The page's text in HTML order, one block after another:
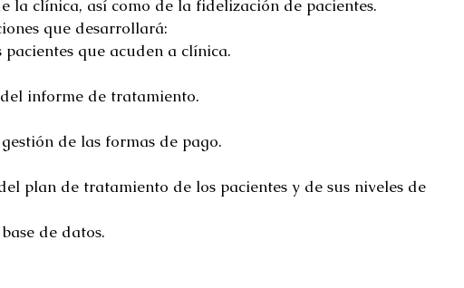
la clínica, así como de la fidelización de pacientes.
que desarrollará:
que acuden a clínica.
informe de tratamiento.
de las formas de pago.
plan de tratamiento de los pacientes y de sus niveles de
de datos.